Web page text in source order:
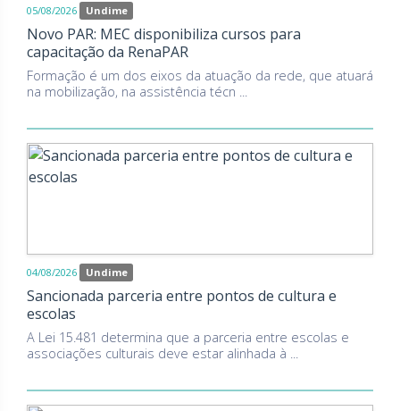
05/08/2026 Undime
Novo PAR: MEC disponibiliza cursos para
capacitação da RenaPAR
Formação é um dos eixos da atuação da rede, que atuará
na mobilização, na assistência técn ...
04/08/2026 Undime
Sancionada parceria entre pontos de cultura e
escolas
A Lei 15.481 determina que a parceria entre escolas e
associações culturais deve estar alinhada à ...